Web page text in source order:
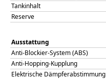
Tankinhalt
Reserve
Ausstattung
Anti-Blockier-System (ABS)
Anti-Hopping-Kupplung
Elektrische Dämpferabstimmung